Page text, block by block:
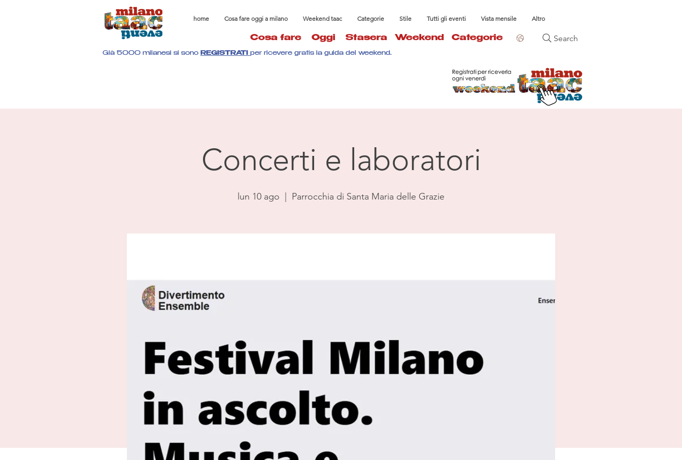
home Cosa fare oggi a milano Weekend taac Categorie Stile Tutti gli eventi Vista mensile Altro
Cosa fare Oggi Stasera Weekend Categorie Search
Già 5000 milanesi si sono REGISTRATI per ricevere gratis la guida del weekend.
Concerti e laboratori
lun 10 ago Parrocchia di Santa Maria delle Grazie